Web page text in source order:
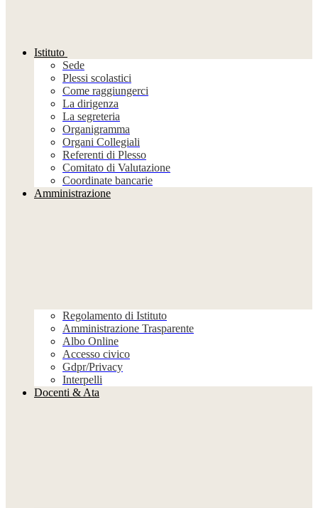
Istituto
Sede
Plessi scolastici
Come raggiungerci
La dirigenza
La segreteria
Organigramma
Organi Collegiali
Referenti di Plesso
Comitato di Valutazione
Coordinate bancarie
Amministrazione
Regolamento di Istituto
Amministrazione Trasparente
Albo Online
Accesso civico
Gdpr/Privacy
Interpelli
Docenti & Ata